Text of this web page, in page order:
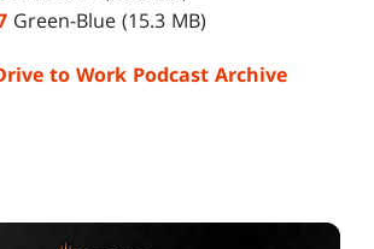
Green-Blue (15.3 MB)
to Work Podcast Archive